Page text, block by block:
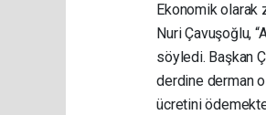
Ekonomik olarak
Nuri Çavuşoğlu,
söyledi. Başkan
derdine derman
ücretini